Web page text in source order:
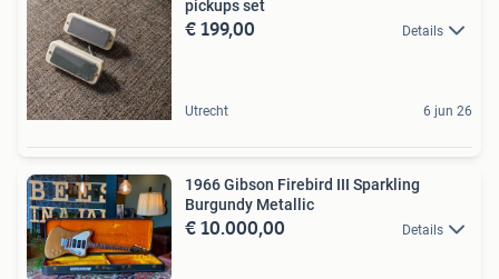
pickups set
€ 199,00 Details
Utrecht 6 jun 26
1966 Gibson Firebird III Sparkling
Burgundy Metallic
€ 10.000,00 Details